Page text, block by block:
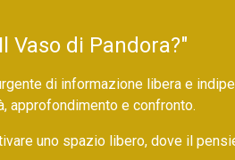
Vaso di Pandora?"
di informazione libera e
approfondimento e confronto.
uno spazio libero, dove il